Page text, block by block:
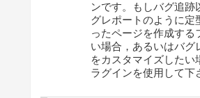
ンです。もしバグ追跡
グレポートのように定
ったページを作成する
い場合，あるいはバグ
をカスタマイズしたい
ラグインを使用して下